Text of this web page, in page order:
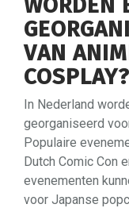
VAN
COSPLAY?
In Nederland
georganiseerd
Populaire
Dutch Comic Con
evenementen
voor Japanse